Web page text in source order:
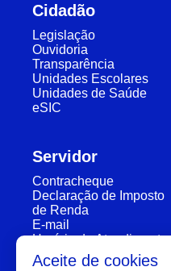
Cidadão
Legislação
Ouvidoria
Transparência
Unidades Escolares
Unidades de Saúde
eSIC
Servidor
Contracheque
Declaração de Imposto
de Renda
E-mail
Horário de Atendimento
Segunda a Sexta:
Aceite de cookies